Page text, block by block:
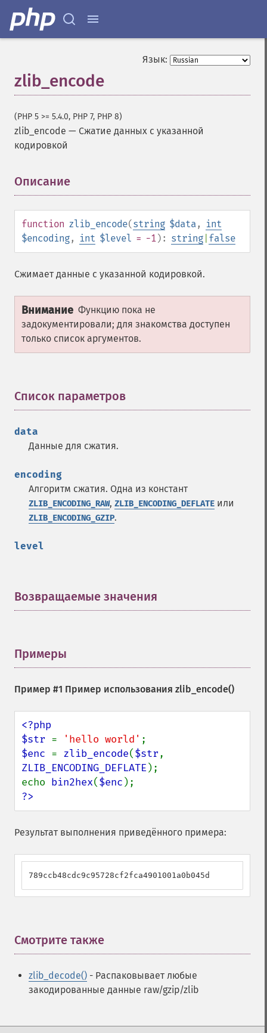
Язык:
zlib_encode
(PHP 5 >= 5.4.0, PHP 7, PHP 8)
zlib_encode — Сжатие данных с указанной
кодировкой
Описание
function zlib_encode(string $data,
int
$encoding, int $level = -1): string false
Сжимает данные с указанной кодировкой.
Внимание Функцию пока не
задокументировали; для знакомства доступен
только список аргументов.
Список параметров
data
Данные для сжатия.
encoding
Алгоритм сжатия. Одна из констант
ZLIB_ENCODING_RAW, ZLIB_ENCODING_DEFLATE или
ZLIB_ENCODING_GZIP.
level
Возвращаемые значения
Примеры
Пример #1 Пример использования zlib_encode()
<?php
$str = 'hello world'
$enc = zlib_encode($str
ZLIB_ENCODING_DEFLATE );
echo bin2hex($enc
?>
Результат выполнения приведённого примера:
789ccb48cdc9c95728cf2fca4901001a0b045d
Смотрите также
zlib_decode() - Распаковывает любые
закодированные данные raw/gzip/zlib